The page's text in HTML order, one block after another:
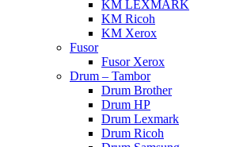
KM LEXMARK
KM Ricoh
KM Xerox
Fusor
Fusor Xerox
Drum – Tambor
Drum Brother
Drum HP
Drum Lexmark
Drum Ricoh